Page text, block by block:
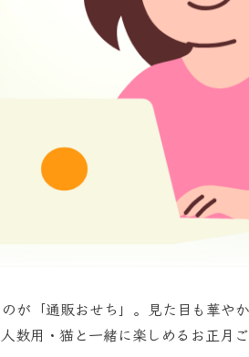
が「通販おせち」。見た目も華や
数用・猫と一緒に楽しめるお正月ご